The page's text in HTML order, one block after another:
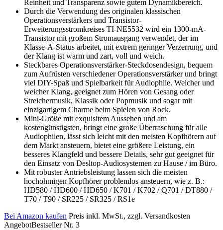
Reinheit und Transparenz sowie gutem Dynamikbereich.
Durch die Verwendung des originalen klassischen
Operationsverstärkers und Transistor-
Erweiterungsstromkreises TI-NE5532 wird ein 1300-mA-
Transistor mit großem Stromausgang verwendet, der im
Klasse-A-Status arbeitet, mit extrem geringer Verzerrung, und
der Klang ist warm und zart, voll und weich.
Steckbares Operationsverstärker-Steckdosendesign, bequem
zum Aufrüsten verschiedener Operationsverstärker und bringt
viel DIY-Spaß und Spielbarkeit für Audiophile. Weicher und
weicher Klang, geeignet zum Hören von Gesang oder
Streichermusik, Klassik oder Popmusik und sogar mit
einzigartigem Charme beim Spielen von Rock.
Mini-Größe mit exquisitem Aussehen und am
kostengünstigsten, bringt eine große Überraschung für alle
Audiophilen, lässt sich leicht mit den meisten Kopfhörern auf
dem Markt ansteuern, bietet eine größere Leistung, ein
besseres Klangfeld und bessere Details, sehr gut geeignet für
den Einsatz von Desltop-Audiosystemen zu Hause / im Büro.
Mit robuster Antriebsleistung lassen sich die meisten
hochohmigen Kopfhörer problemlos ansteuern, wie z. B.:
HD580 / HD600 / HD650 / K701 / K702 / Q701 / DT880 /
T70 / T90 / SR225 / SR325 / RS1e
Bei Amazon kaufen Preis inkl. MwSt., zzgl. Versandkosten
AngebotBestseller Nr. 3